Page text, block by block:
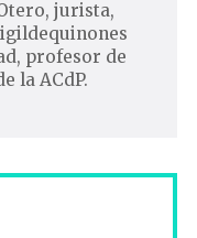
jurista,
profesor de
la ACdP.